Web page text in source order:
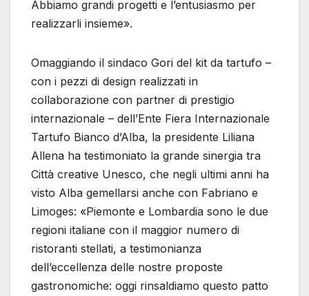
Abbiamo grandi progetti e l’entusiasmo per
realizzarli insieme».
Omaggiando il sindaco Gori del kit da tartufo –
con i pezzi di design realizzati in
collaborazione con partner di prestigio
internazionale – dell’Ente Fiera Internazionale
Tartufo Bianco d’Alba, la presidente Liliana
Allena ha testimoniato la grande sinergia tra
Città creative Unesco, che negli ultimi anni ha
visto Alba gemellarsi anche con Fabriano e
Limoges: «Piemonte e Lombardia sono le due
regioni italiane con il maggior numero di
ristoranti stellati, a testimonianza
dell’eccellenza delle nostre proposte
gastronomiche: oggi rinsaldiamo questo patto